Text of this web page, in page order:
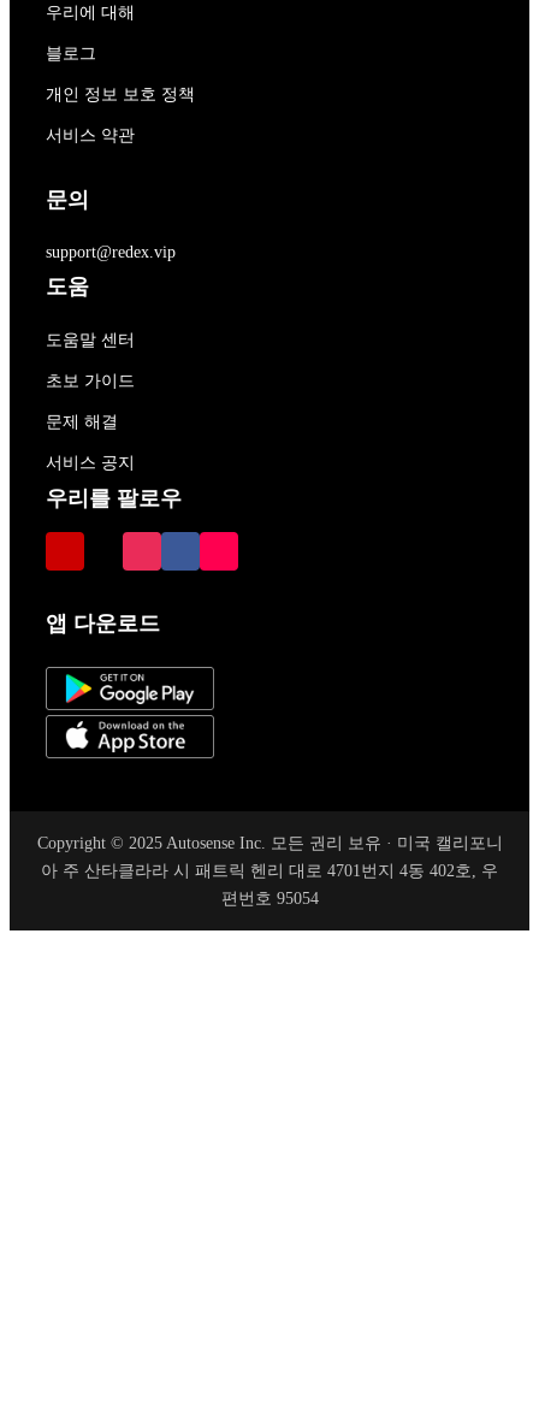
우리에 대해
블로그
개인 정보 보호 정책
서비스 약관
문의
support@redex.vip
도움
도움말 센터
초보 가이드
문제 해결
서비스 공지
우리를 팔로우
앱 다운로드
Copyright © 2025 Autosense Inc. 모든 권리 보유 · 미국 캘리포니
아 주 산타클라라 시 패트릭 헨리 대로 4701번지 4동 402호, 우
편번호 95054